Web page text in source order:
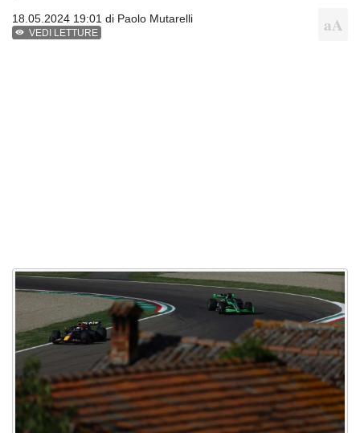
18.05.2024 19:01 di Paolo Mutarelli
VEDI LETTURE